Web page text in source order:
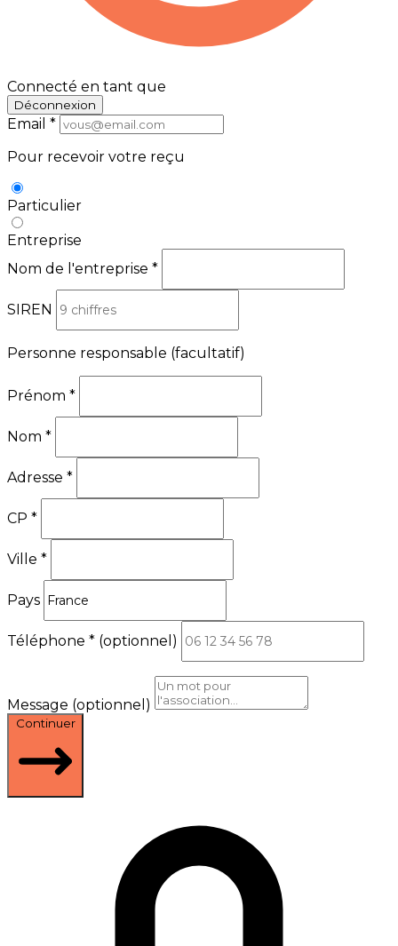
Connecté en tant que
Déconnexion
Email *
Pour recevoir votre reçu
Particulier
Entreprise
Nom de l'entreprise *
SIREN
Personne responsable (facultatif)
Prénom *
Nom *
Adresse *
CP *
Ville *
Pays
Téléphone * (optionnel)
Message (optionnel)
Continuer